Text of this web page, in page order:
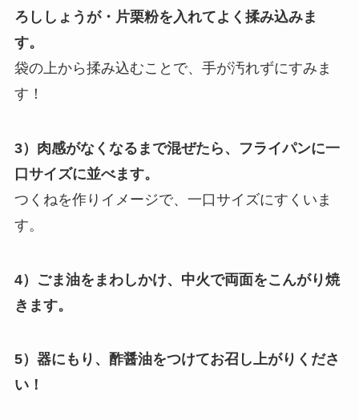
ろししょうが・片栗粉を入れてよく揉み込みま
す。
袋の上から揉み込むことで、手が汚れずにすみま
す！
3）肉感がなくなるまで混ぜたら、フライパンに一
口サイズに並べます。
つくねを作りイメージで、一口サイズにすくいま
す。
4）ごま油をまわしかけ、中火で両面をこんがり焼
きます。
5）器にもり、酢醤油をつけてお召し上がりくださ
い！